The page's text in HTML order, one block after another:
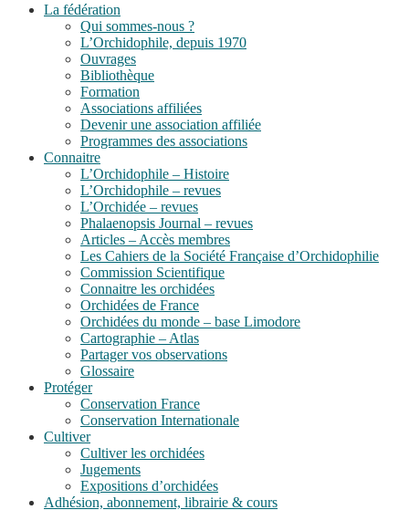
La fédération
Qui sommes-nous ?
L’Orchidophile, depuis 1970
Ouvrages
Bibliothèque
Formation
Associations affiliées
Devenir une association affiliée
Programmes des associations
Connaitre
L’Orchidophile – Histoire
L’Orchidophile – revues
L’Orchidée – revues
Phalaenopsis Journal – revues
Articles – Accès membres
Les Cahiers de la Société Française d’Orchidophilie
Commission Scientifique
Connaitre les orchidées
Orchidées de France
Orchidées du monde – base Limodore
Cartographie – Atlas
Partager vos observations
Glossaire
Protéger
Conservation France
Conservation Internationale
Cultiver
Cultiver les orchidées
Jugements
Expositions d’orchidées
Adhésion, abonnement, librairie & cours